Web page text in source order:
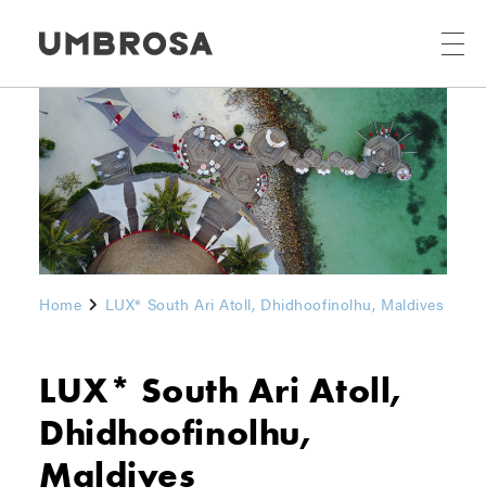
Home LUX* South Ari Atoll, Dhidhoofinolhu, Maldives
LUX* South Ari Atoll,
Dhidhoofinolhu,
Maldives